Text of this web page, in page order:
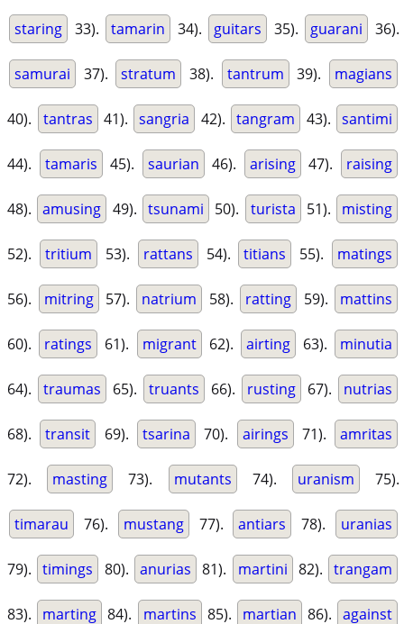
staring 33). tamarin 34). guitars 35). guarani 36).
samurai 37). stratum 38). tantrum 39). magians
40). tantras 41). sangria 42). tangram 43). santimi
44). tamaris 45). saurian 46). arising 47). raising
48). amusing 49). tsunami 50). turista 51). misting
52). tritium 53). rattans 54). titians 55). matings
56). mitring 57). natrium 58). ratting 59). mattins
60). ratings 61). migrant 62). airting 63). minutia
64). traumas 65). truants 66). rusting 67). nutrias
68). transit 69). tsarina 70). airings 71). amritas
72). masting 73). mutants 74). uranism 75).
timarau 76). mustang 77). antiars 78). uranias
79). timings 80). anurias 81). martini 82). trangam
83). marting 84). martins 85). martian 86). against